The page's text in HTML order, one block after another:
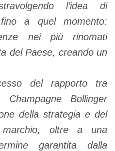
l’idea di
a quel momento:
nei più rinomati
del Paese, creando un
del rapporto tra
Bollinger
della strategia e del
marchio, oltre a una
garantita dalla